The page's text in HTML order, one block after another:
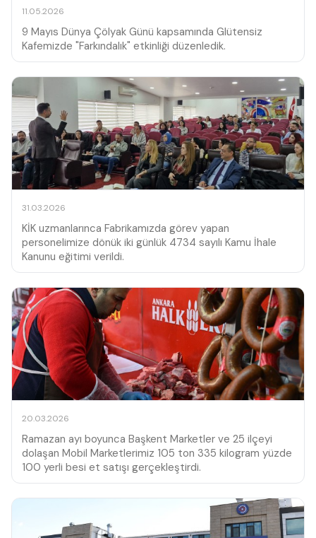
11.05.2026
9 Mayıs Dünya Çölyak Günü kapsamında Glütensiz
Kafemizde "Farkındalık" etkinliği düzenledik.
31.03.2026
KİK uzmanlarınca Fabrikamızda görev yapan
personelimize dönük iki günlük 4734 sayılı Kamu İhale
Kanunu eğitimi verildi.
20.03.2026
Ramazan ayı boyunca Başkent Marketler ve 25 ilçeyi
dolaşan Mobil Marketlerimiz 105 ton 335 kilogram yüzde
100 yerli besi et satışı gerçekleştirdi.